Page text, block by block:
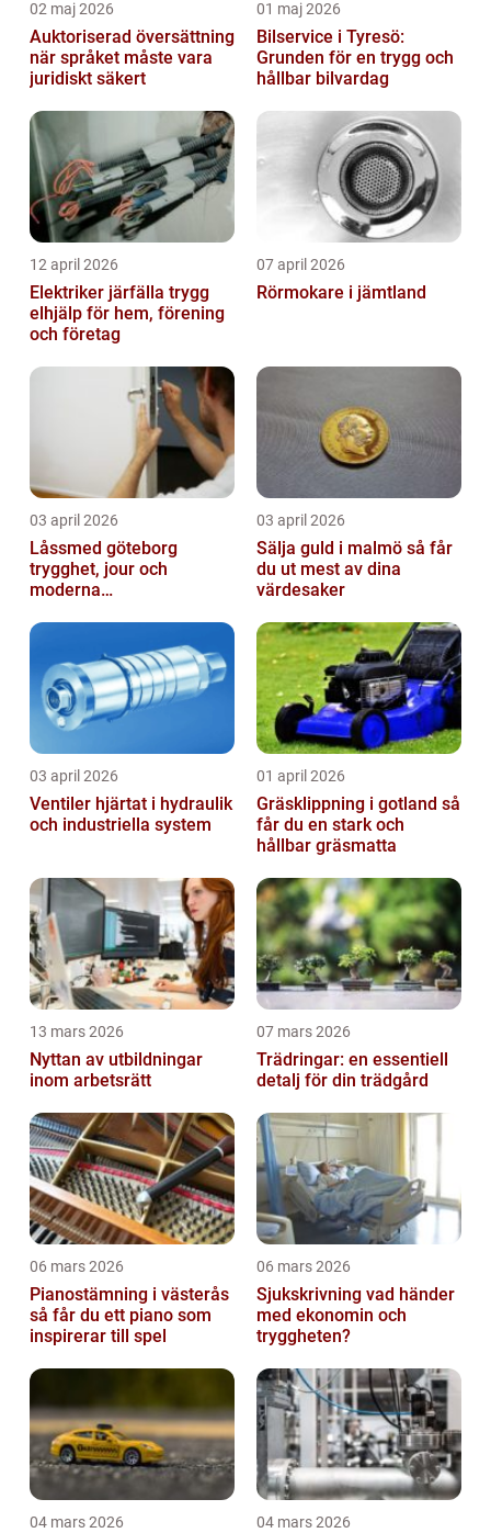
02 maj 2026
Auktoriserad översättning
när språket måste vara
juridiskt säkert
01 maj 2026
Bilservice i Tyresö:
Grunden för en trygg och
hållbar bilvardag
12 april 2026
Elektriker järfälla trygg
elhjälp för hem, förening
och företag
07 april 2026
Rörmokare i jämtland
03 april 2026
Låssmed göteborg
trygghet, jour och
moderna
03 april 2026
Sälja guld i malmö så får
du ut mest av dina
värdesaker
03 april 2026
Ventiler hjärtat i hydraulik
och industriella system
01 april 2026
Gräsklippning i gotland så
får du en stark och
hållbar gräsmatta
13 mars 2026
Nyttan av utbildningar
inom arbetsrätt
07 mars 2026
Trädringar: en essentiell
detalj för din trädgård
06 mars 2026
Pianostämning i västerås
så får du ett piano som
inspirerar till spel
06 mars 2026
Sjukskrivning vad händer
med ekonomin och
tryggheten?
04 mars 2026 04 mars 2026